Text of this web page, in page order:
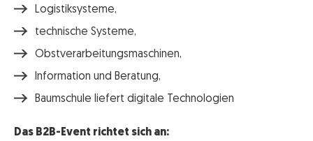
Logistiksysteme,
technische Systeme,
Obstverarbeitungsmaschinen,
Information und Beratung,
Baumschule liefert digitale Technologien
Das B2B-Event richtet sich an: